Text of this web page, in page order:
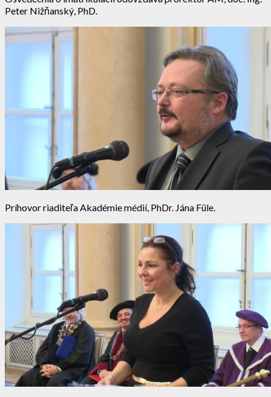
Peter Nižňanský, PhD.
Príhovor riaditeľa Akadémie médií, PhDr. Jána Füle.